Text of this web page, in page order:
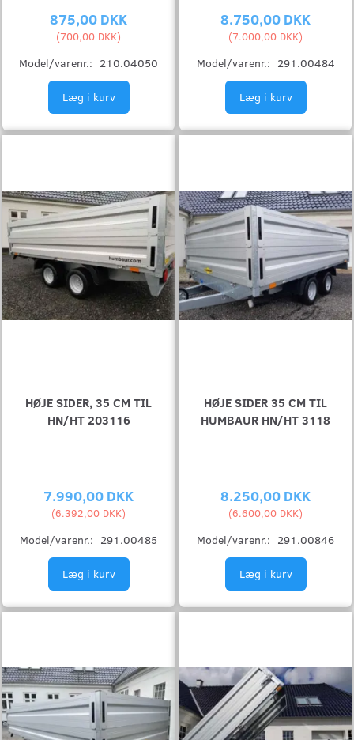
875,00 DKK
(700,00 DKK)
Model/varenr.: 210.04050
Læg i kurv
8.750,00 DKK
(7.000,00 DKK)
Model/varenr.: 291.00484
Læg i kurv
HØJE SIDER, 35 CM TIL
HN/HT 203116
7.990,00 DKK
(6.392,00 DKK)
Model/varenr.: 291.00485
Læg i kurv
HØJE SIDER 35 CM TIL
HUMBAUR HN/HT 3118
8.250,00 DKK
(6.600,00 DKK)
Model/varenr.: 291.00846
Læg i kurv